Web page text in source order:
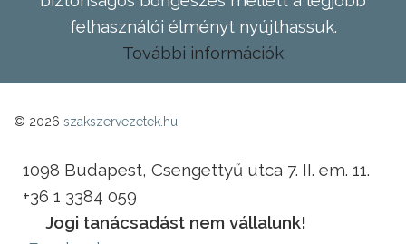
felhasználói élményt nyújthassuk.
További információk
© 2026 szakszervezetek.hu
1098 Budapest, Csengettyű utca 7. II. em. 11.
+36 1 3384 059
Jogi tanácsadást nem vállalunk!